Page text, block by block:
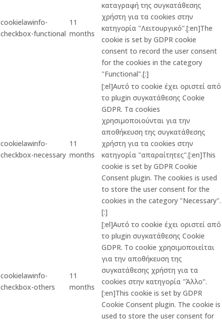
cookielawinfo-
checkbox-functional
11
months
καταγραφή της συγκατάθεσης
χρήστη για τα cookies στην
κατηγορία "Λειτουργικό".[:en]The
cookie is set by GDPR cookie
consent to record the user consent
for the cookies in the category
"Functional".[:]
cookielawinfo-
checkbox-necessary
11
months
[:el]Αυτό το cookie έχει οριστεί από
το plugin συγκατάθεσης Cookie
GDPR. Τα cookies
χρησιμοποιούνται για την
αποθήκευση της συγκατάθεσης
χρήστη για τα cookies στην
κατηγορία "απαραίτητες".[:en]This
cookie is set by GDPR Cookie
Consent plugin. The cookies is used
to store the user consent for the
cookies in the category "Necessary".
[:]
cookielawinfo-
checkbox-others
11
months
[:el]Αυτό το cookie έχει οριστεί από
το plugin συγκατάθεσης Cookie
GDPR. Το cookie χρησιμοποιείται
για την αποθήκευση της
συγκατάθεσης χρήστη για τα
cookies στην κατηγορία "Άλλο".
[:en]This cookie is set by GDPR
Cookie Consent plugin. The cookie is
used to store the user consent for